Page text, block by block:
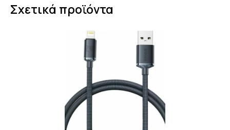
Σχετικά προϊόντα